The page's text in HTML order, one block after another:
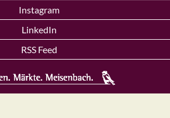
Instagram
LinkedIn
RSS Feed